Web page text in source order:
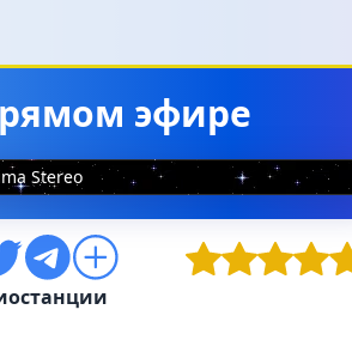
эфире
Stereo